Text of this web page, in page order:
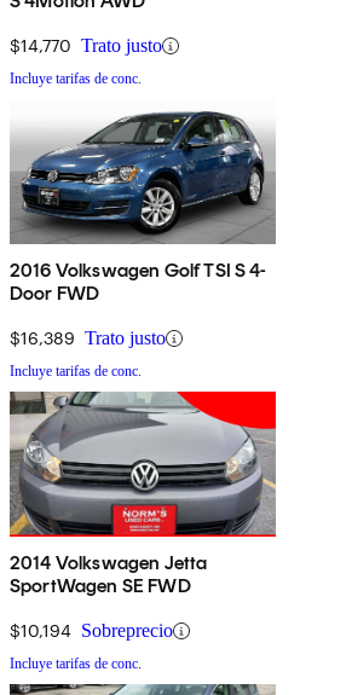
$14,770 Trato justo
Incluye tarifas de conc.
2016 Volkswagen Golf TSI S 4-
Door FWD
$16,389 Trato justo
Incluye tarifas de conc.
2014 Volkswagen Jetta
SportWagen SE FWD
$10,194 Sobreprecio
Incluye tarifas de conc.